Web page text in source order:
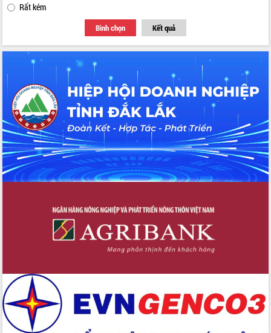
Rất kém
Bình chọn Kết quả